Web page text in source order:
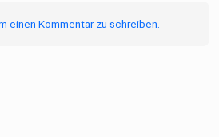
einen Kommentar zu schreiben.